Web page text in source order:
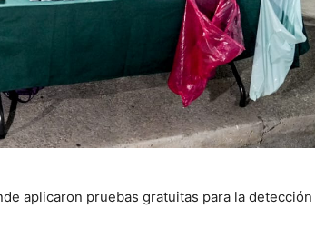
aplicaron pruebas gratuitas para la detección